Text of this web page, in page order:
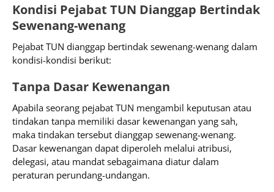
Kondisi Pejabat TUN Dianggap Bertindak
Sewenang-wenang
Pejabat TUN dianggap bertindak sewenang-wenang dalam
kondisi-kondisi berikut:
Tanpa Dasar Kewenangan
Apabila seorang pejabat TUN mengambil keputusan atau
tindakan tanpa memiliki dasar kewenangan yang sah,
maka tindakan tersebut dianggap sewenang-wenang.
Dasar kewenangan dapat diperoleh melalui atribusi,
delegasi, atau mandat sebagaimana diatur dalam
peraturan perundang-undangan.